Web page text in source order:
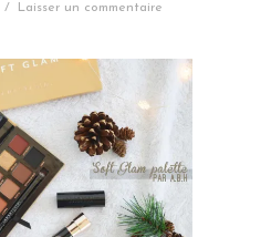
/ Laisser un commentaire